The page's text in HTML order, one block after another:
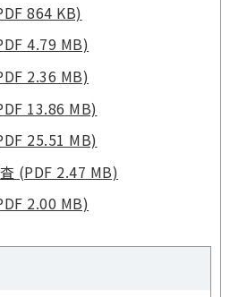
864 KB)
4.79 MB)
2.36 MB)
13.86 MB)
25.51 MB)
(PDF 2.47 MB)
2.00 MB)